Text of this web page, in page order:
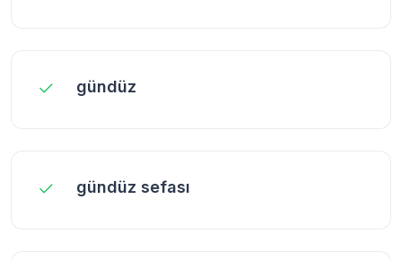
gündüz
gündüz sefası